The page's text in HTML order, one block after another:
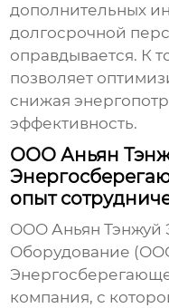
дополнительных
долгосрочной
оправдывается. К
позволяет
снижая
эффективность.
ООО Аньян
опыт
ООО Аньян Тэнжуй
Оборудование
компания, с